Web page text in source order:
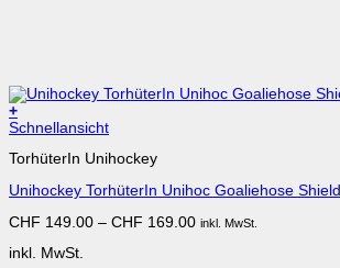
+
Dieses
weist
Varianten
Die
können
Schnellansicht
TorhüterIn Unihockey
Unihockey TorhüterIn Unihoc Goaliehose Shield
CHF 149.00 – CHF 169.00 inkl. MwSt.
inkl. MwSt.